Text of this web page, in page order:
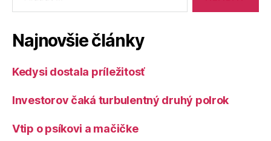
Najnovšie články
Kedysi dostala príležitosť
Investorov čaká turbulentný druhý polrok
Vtip o psíkovi a mačičke